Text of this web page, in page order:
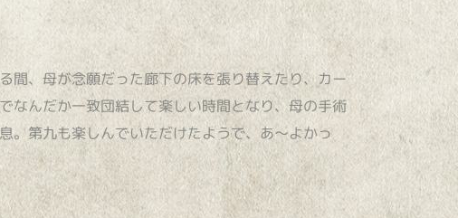
間、母が念願だった廊下の床を張り替えたり、カー
なんだか一致団結して楽しい時間となり、母の手術
。第九も楽しんでいただけたようで、あ～よかっ